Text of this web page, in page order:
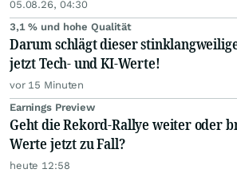
05.08.26, 04:30
3,1 % und hohe Qualität
Darum schlägt dieser
jetzt Tech- und KI-Werte!
vor 15 Minuten
Earnings Preview
Geht die Rekord-Rallye weiter oder
Werte jetzt zu Fall?
heute 12:58